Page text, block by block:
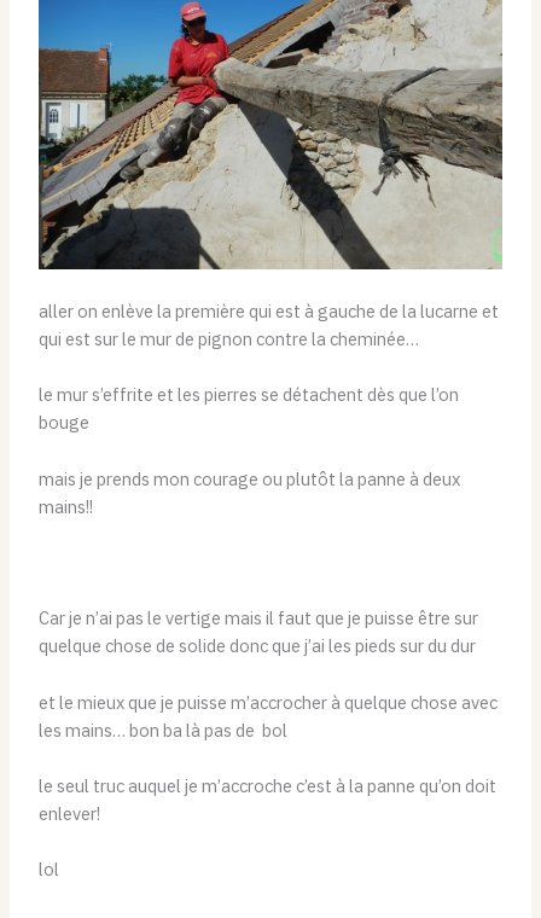
aller on enlève la première qui est à gauche de la lucarne et
qui est sur le mur de pignon contre la cheminée…
le mur s’effrite et les pierres se détachent dès que l’on
bouge
mais je prends mon courage ou plutôt la panne à deux
mains!!
Car je n’ai pas le vertige mais il faut que je puisse être sur
quelque chose de solide donc que j’ai les pieds sur du dur
et le mieux que je puisse m’accrocher à quelque chose avec
les mains… bon ba là pas de bol
le seul truc auquel je m’accroche c’est à la panne qu’on doit
enlever!
lol